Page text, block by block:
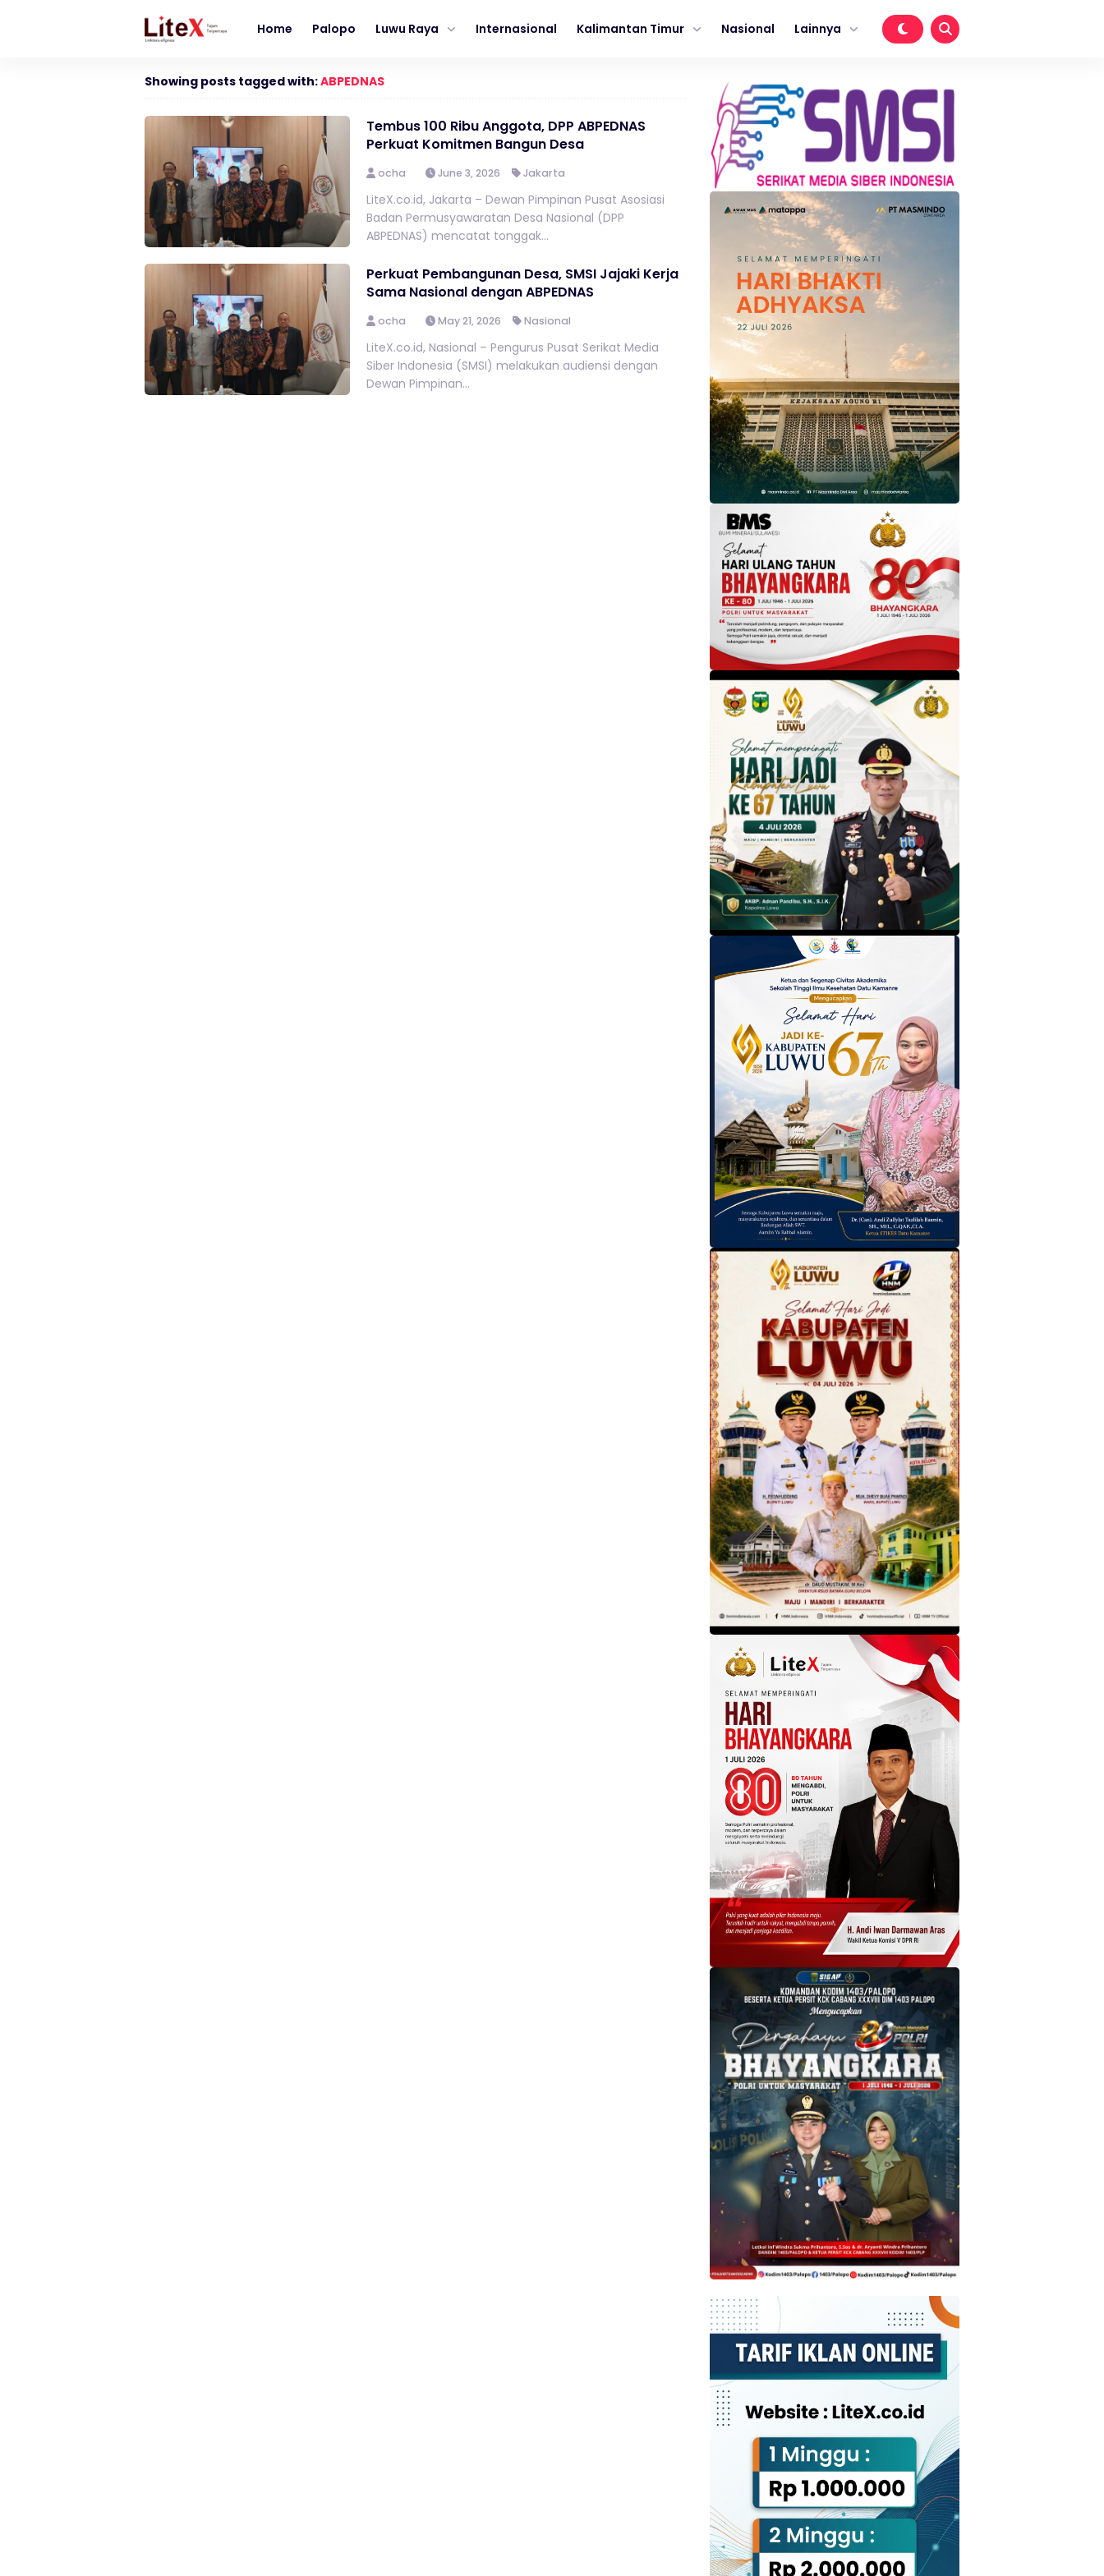
Home Palopo Luwu Raya Internasional Kalimantan Timur Nasional Lainnya
Showing posts tagged with:ABPEDNAS
Tembus 100 Ribu Anggota, DPP ABPEDNAS
Perkuat Komitmen Bangun Desa
ocha June 3, 2026 Jakarta
LiteX.co.id, Jakarta – Dewan Pimpinan Pusat Asosiasi
Badan Permusyawaratan Desa Nasional (DPP
ABPEDNAS) mencatat tonggak...
Perkuat Pembangunan Desa, SMSI Jajaki Kerja
Sama Nasional dengan ABPEDNAS
ocha May 21, 2026 Nasional
LiteX.co.id, Nasional – Pengurus Pusat Serikat Media
Siber Indonesia (SMSI) melakukan audiensi dengan
Dewan Pimpinan...